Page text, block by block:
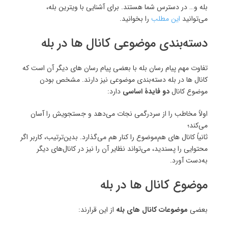
بله و… در دسترس شما هستند. برای آشنایی با ویترین بله،
می‌توانید این مطلب را بخوانید.
دسته‌بندی موضوعی کانال ها در بله
تفاوت مهم پیام رسان بله با بعضی پیام رسان های دیگر آن است که
کانال ها در بله دسته‌بندی موضوعی نیز دارند. مشخص بودن
موضوع کانالدو فایدۀ اساسی دارد:
اولاً مخاطب را از سردرگمی نجات می‌دهد و جستجویش را آسان
می‌کند؛
ثانیاً کانال های هم‌موضوع را کنار هم می‌گذارد. بدین‌ترتیب، کاربر اگر
محتوایی را پسندید، می‌تواند نظایر آن را نیز در کانال‌های دیگر
به‌دست آورد.
موضوع کانال ها در بله
بعضی موضوعات کانال های بله از این قرارند: